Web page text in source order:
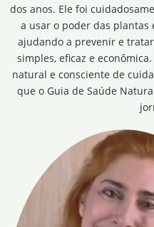
dos anos. Ele foi
a usar o poder das plantas
ajudando a prevenir e
simples, eficaz e
natural e consciente de
que o Guia de Saúde